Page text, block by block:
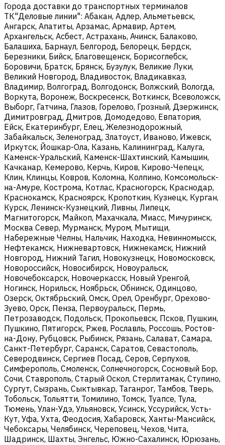
Города доставки до транспортных терминалов
ТК"Деловые линии": Абакан, Адлер, Альметьевск,
Ангарск, Апатиты, Арзамас, Армавир, Артем,
Архангельск, Асбест, Астрахань, Ачинск, Балаково,
Балашиха, Барнаул, Белгород, Белорецк, Бердск,
Березники, Бийск, Благовещенск, Борисоглебск,
Боровичи, Братск, Брянск, Бузулук, Великие Луки,
Великий Новгород, Владивосток, Владикавказ,
Владимир, Волгоград, Волгодонск, Волжский, Вологда,
Воркута, Воронеж, Воскресенск, Воткинск, Всеволожск,
Выборг, Гатчина, Глазов, Горелово, Грозный, Дзержинск,
Димитровград, Дмитров, Домодедово, Евпатория,
Ейск, Екатеринбург, Елец, Железнодорожный,
Забайкальск, Зеленоград, Златоуст, Иваново, Ижевск,
Иркутск, Йошкар-Ола, Казань, Калининград, Калуга,
Каменск-Уральский, Каменск-Шахтинский, Камышин,
Качканар, Кемерово, Керчь, Киров, Кирово-Чепецк,
Клин, Клинцы, Ковров, Коломна, Колпино, Комсомольск-
на-Амуре, Кострома, Котлас, Красногорск, Краснодар,
Краснокамск, Красноярск, Кропоткин, Кузнецк, Курган,
Курск, Ленинск-Кузнецкий, Ливны, Липецк,
Магнитогорск, Майкоп, Махачкала, Миасс, Мичуринск,
Москва Север, Мурманск, Муром, Мытищи,
Набережные Челны, Нальчик, Находка, Невинномысск,
Нефтекамск, Нижневартовск, Нижнекамск, Нижний
Новгород, Нижний Тагил, Новокузнецк, Новомосковск,
Новороссийск, Новосибирск, Новоуральск,
Новочебоксарск, Новочеркасск, Новый Уренгой,
Ногинск, Норильск, Ноябрьск, Обнинск, Одинцово,
Озерск, Октябрьский, Омск, Орел, Оренбург, Орехово-
Зуево, Орск, Пенза, Первоуральск, Пермь,
Петрозаводск, Подольск, Прокопьевск, Псков, Пушкин,
Пушкино, Пятигорск, Ржев, Рославль, Россошь, Ростов-
на-Дону, Рубцовск, Рыбинск, Рязань, Салават, Самара,
Санкт-Петербург, Саранск, Саратов, Севастополь,
Северодвинск, Сергиев Посад, Серов, Серпухов,
Симферополь, Смоленск, Солнечногорск, Сосновый Бор,
Сочи, Ставрополь, Старый Оскол, Стерлитамак, Ступино,
Сургут, Сызрань, Сыктывкар, Таганрог, Тамбов, Тверь,
Тобольск, Тольятти, Томилино, Томск, Туапсе, Тула,
Тюмень, Улан-Удэ, Ульяновск, Усинск, Уссурийск, Усть-
Кут, Уфа, Ухта, Феодосия, Хабаровск, Ханты-Мансийск,
Чебоксары, Челябинск, Череповец, Чехов, Чита,
Шадринск, Шахты, Энгельс, Южно-Сахалинск, Юрюзань,